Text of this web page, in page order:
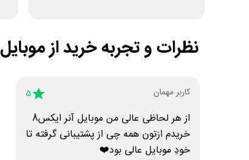
نظرات و تجربه خرید ازموبایل 140
کاربر مهمان 5
از هر لحاظی عالی من موبایل آنر ایکس8
خریدم ازتون همه چی از پشتیبانی گرفته تا
خودِ موبایل عالی بود❤️